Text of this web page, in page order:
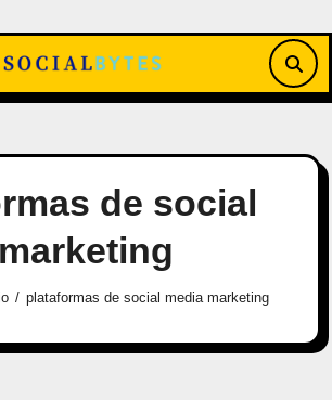
de social
plataformas de social media marketing